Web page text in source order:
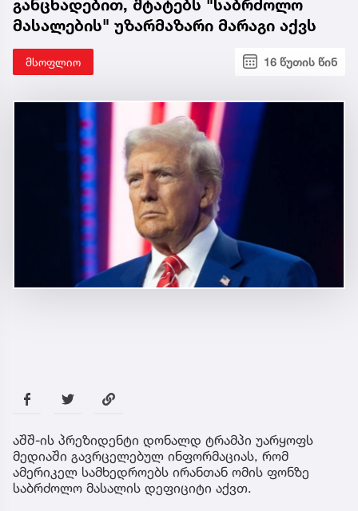
განცხადებით, შტატებს "საბრძოლო
მასალების" უზარმაზარი მარაგი აქვს
მსოფლიო 16 წუთის წინ
აშშ-ის პრეზიდენტი დონალდ ტრამპი უარყოფს
მედიაში გავრცელებულ ინფორმაციას, რომ
ამერიკელ სამხედროებს ირანთან ომის ფონზე
საბრძოლო მასალის დეფიციტი აქვთ.